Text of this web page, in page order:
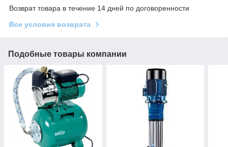
Возврат товара в течение 14 дней по договоренности
Все условия возврата
Подобные товары компании